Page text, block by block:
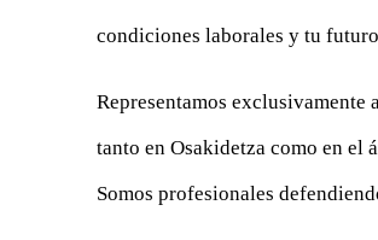
condiciones laborales y tu
Representamos exclusivamente
tanto en Osakidetza como en el
Somos profesionales